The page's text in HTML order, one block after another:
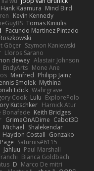
Hank Kaamura Mind Bird
Kevin Kennedy
Tomas Kiniulis
Facundo Martinez Pintado
Göçer Szymon Kaniewski
Lloros Sarano
dewey Alastair Johnson
EndyArts Mone Ane
Manfred Philipp Jainz
Smolek Mythina
Edick Wahrgrave
Cook Lulu ExplorePolo
Kutschker Harnick Atur
Bonafede Keith Bridges
GrimeOnADime Cabot3D
Michael Shalekendar
Haydon Costall Gonzako
Saturnis#6115
Jahluu Paul Marshall
Bianca Goldbach
D Marco De mitri